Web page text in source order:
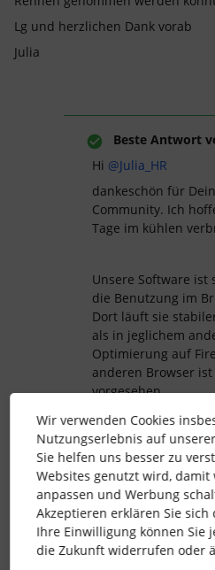
Lg und herzlichen Dank vorab
Julia
Beste Antwort
Hi ​ @Julia_HR
dankeschön für
Community. Ich
Tage im kühlen
Unsere Software
die Benutzung im
Dort läuft sie
als in jeglichem
Optimierung auf
anderen Browser
vorgesehen.
Wir empfehlen
Zukunft in
nutzt :)
Firefox Browser Support
Wir verwenden Cookies
Nutzungserlebnis auf
Sie helfen uns besser zu
Websites genutzt wird,
anpassen und Werbung
Akzeptieren erklären Sie
Ihre Einwilligung können Sie
die Zukunft widerrufen oder